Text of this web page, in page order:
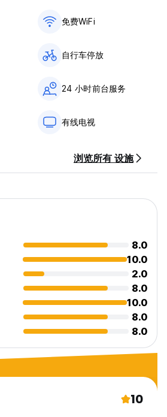
免费WiFi
自行车停放
24 小时前台服务
有线电视
浏览所有 设施
8.0
10.0
2.0
8.0
10.0
8.0
8.0
10